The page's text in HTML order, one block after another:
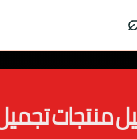
منتجات